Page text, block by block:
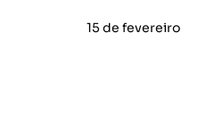
15 de fevereiro